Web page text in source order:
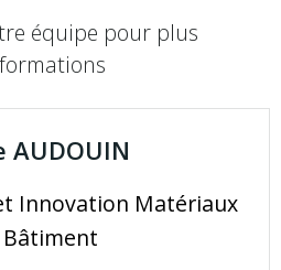
équipe pour plus
AUDOUIN
Innovation Matériaux